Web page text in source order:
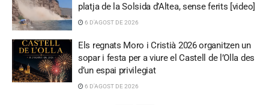
platja de la Solsida d’Altea, sense ferits [video]
6 D'AGOST DE 2026
Els regnats Moro i Cristià 2026 organitzen un
sopar i festa per a viure el Castell de l’Olla des
d’un espai privilegiat
6 D'AGOST DE 2026